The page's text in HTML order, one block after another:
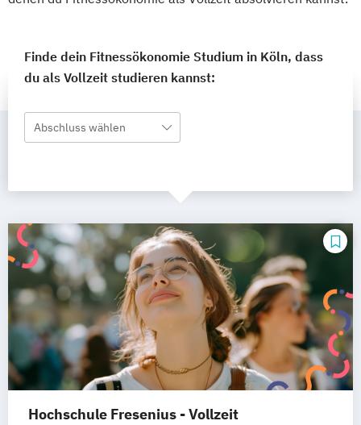
Finde dein Fitnessökonomie Studium in Köln, dass
du als Vollzeit studieren kannst:
Abschluss wählen
Hochschule Fresenius - Vollzeit